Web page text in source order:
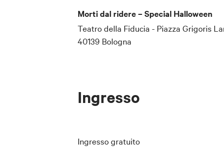
Morti dal ridere – Special Halloween
Teatro della Fiducia - Piazza Grigoris
40139 Bologna
Ingresso
Ingresso gratuito